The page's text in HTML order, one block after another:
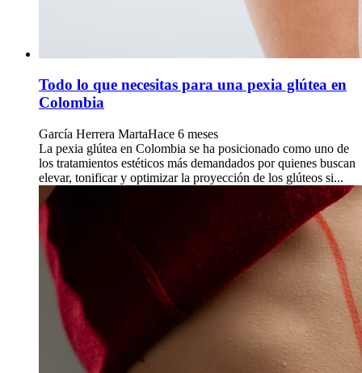
Todo lo que necesitas para una pexia glútea en
Colombia
García Herrera MartaHace 6 meses
La pexia glútea en Colombia se ha posicionado como uno de
los tratamientos estéticos más demandados por quienes buscan
elevar, tonificar y optimizar la proyección de los glúteos si...